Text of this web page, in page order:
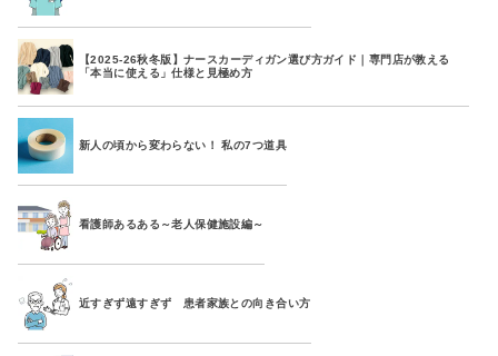
【2025-26秋冬版】ナースカーディガン選び方ガイド｜専門店が教える
「本当に使える」仕様と見極め方
新人の頃から変わらない！ 私の7つ道具
看護師あるある～老人保健施設編～
近すぎず遠すぎず 患者家族との向き合い方